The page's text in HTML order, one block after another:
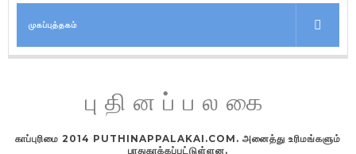
முகப்புத்தகம்
புதினப்பலகை
காப்புரிமை 2014 PUTHINAPPALAKAI.COM. அனைத்து உரிமங்களும்
பாதுகாக்கப்பட்டுள்ளன.